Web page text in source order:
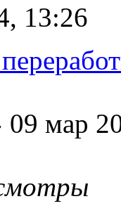
13:26
09 мар